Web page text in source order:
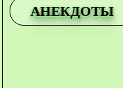
АНЕКДОТЫ